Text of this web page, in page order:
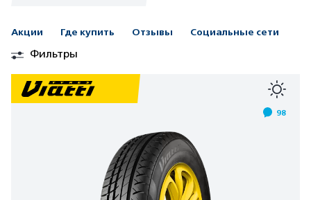
Акции Где купить Отзывы Социальные сети
Фильтры
98